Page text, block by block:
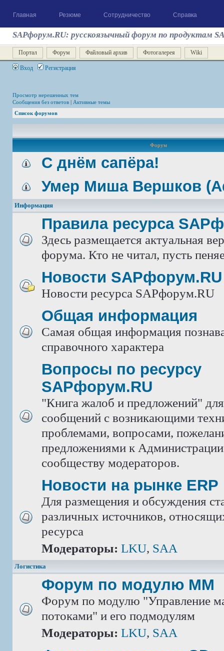
Главная Резюме Сотрудничество Справка
SAPфорум.RU: русскоязычный форум по продуктам
Портал Форум Файловый архив Фотогалерея Wiki
Вход Регистрация
Просмотр нерешенных тем
Сообщения без ответов | Активные темы
Список форумов
Форум
С днём сапёра!
Умер Миша Вершков
Информация
Правила ресурса
Здесь размещается актуальная
форума. Кто не читал, пусть
Новости SAPфорум.RU
Новости ресурса SAPфорум.RU
Общая информация
Самая общая информация
справочного характера
Вопросы по ресурсу
SAPфорум.RU
"Книга жалоб и предложений"
сообщений с возникающими
проблемами, вопросами,
предложениями к
сообществу модераторов.
Новости на рынке ERP
Для размещения и обсуждения
различных источников,
ресурса
Модераторы: LKU, SAA
Логистика
Форум по модулю ММ
Форум по модулю "Управление
потоками" и его подмодулям
Модераторы: LKU, SAA